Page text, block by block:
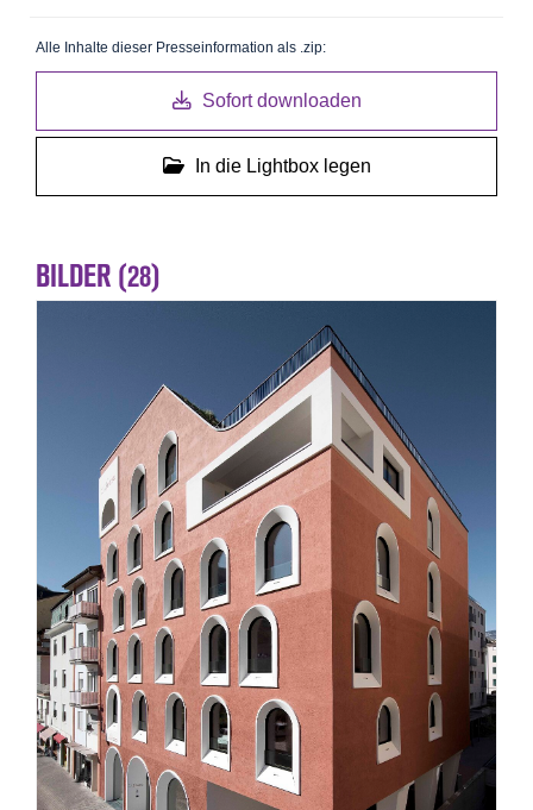
Alle Inhalte dieser Presseinformation als .zip:
Sofort downloaden
In die Lightbox legen
BILDER (28)